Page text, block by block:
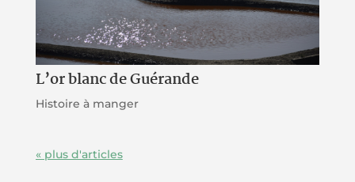
L’or blanc de Guérande
Histoire à manger
« Entrées précédentes